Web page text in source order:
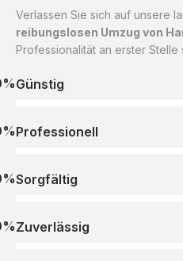
Verlassen Sie sich auf unsere
reibungslosen Umzug von
Professionalität an erster Stelle
Günstig
Professionell
Sorgfältig
Zuverlässig